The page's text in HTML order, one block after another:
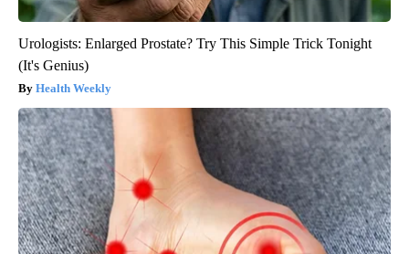
Urologists: Enlarged Prostate? Try This Simple Trick Tonight
(It's Genius)
Health Weekly